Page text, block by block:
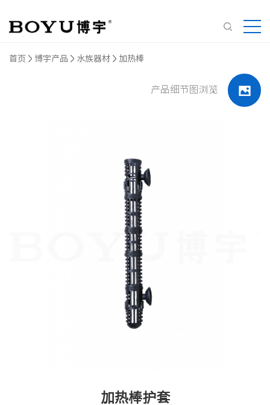
首页 博宇产品 水族器材 加热棒
产品细节图浏览
加热棒护套